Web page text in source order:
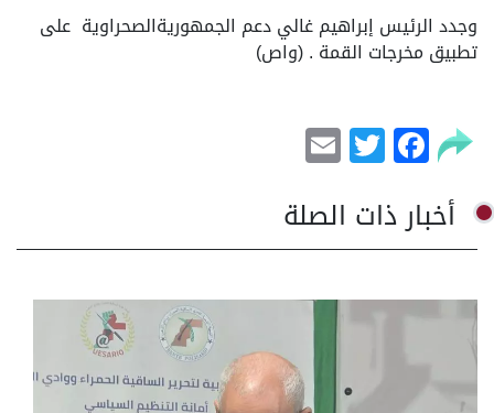
وجدد الرئيس إبراهيم غالي دعم الجمهوريةالصحراوية على
تطبيق مخرجات القمة . (واص)
Facebook
Twitter
أخبار ذات الصلة